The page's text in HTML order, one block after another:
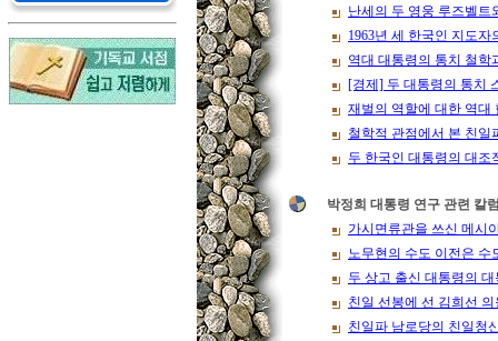
난세의 두 영웅 루즈벨트
1963년 세 한국인 지도
역대 대통령의 통치 철
[경제] 두 대통령의 통치
재벌의 역할에 대한 역
철학적 관점에서 본 친일
두 한국인 대통령의 대
박정희 대통령 연구 관련 칼
가시면류관을 쓰신 메시
노무현의 수도 이전은
두 상고 출신 대통령의
친일 선봉에 선 김희선
친일파 남로당의 친일청